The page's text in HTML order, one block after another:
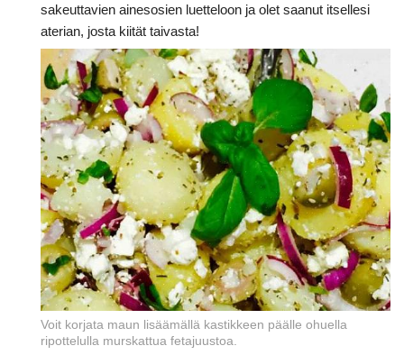
sakeuttavien ainesosien luetteloon ja olet saanut itsellesi
aterian, josta kiität taivasta!
Voit korjata maun lisäämällä kastikkeen päälle ohuella
ripottelulla murskattua fetajuustoa.